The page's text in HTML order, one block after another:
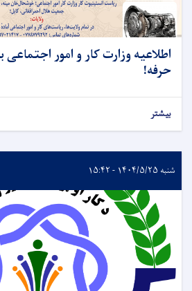
اطلاعیه وزارت کار و امور
حرفه!
بیشتر
شنبه ۱۴۰۴/۵/۲۵ - ۱۵:۴۲